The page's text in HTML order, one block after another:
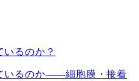
るのか？
いるのか――細胞膜・接着